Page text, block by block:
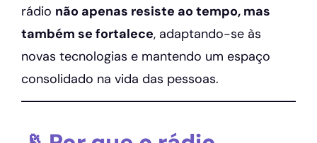
rádio não apenas resiste ao tempo, mas
também se fortalece, adaptando-se às
novas tecnologias e mantendo um espaço
consolidado na vida das pessoas.